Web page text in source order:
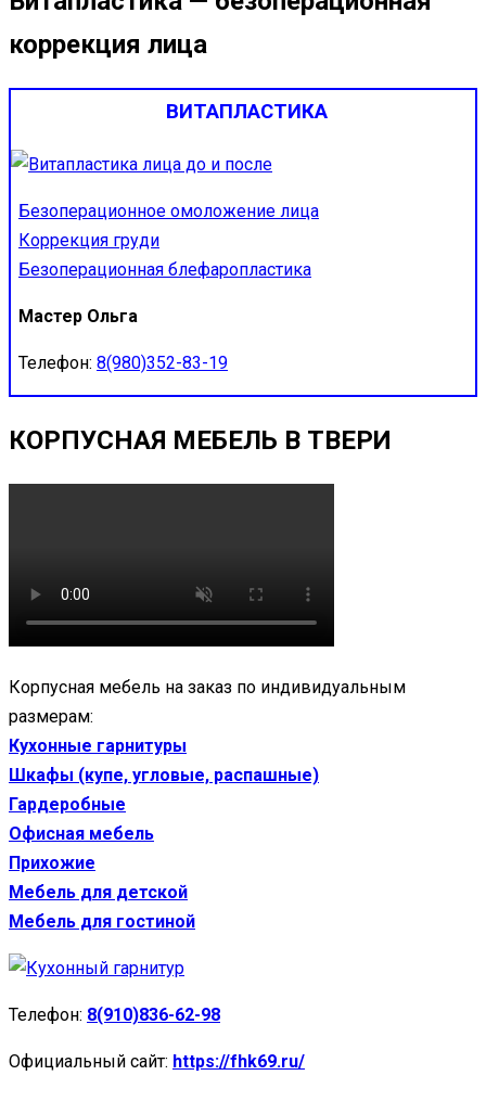
коррекция лица
ВИТАПЛАСТИКА
Безоперационное омоложение лица
Коррекция груди
Безоперационная блефаропластика
Мастер Ольга
Телефон: 8(980)352-83-19
КОРПУСНАЯ МЕБЕЛЬ В ТВЕРИ
Корпусная мебель на заказ по индивидуальным
размерам:
Кухонные гарнитуры
Шкафы (купе, угловые, распашные)
Гардеробные
Офисная мебель
Прихожие
Мебель для детской
Мебель для гостиной
Телефон: 8(910)836-62-98
Официальный сайт: https://fhk69.ru/